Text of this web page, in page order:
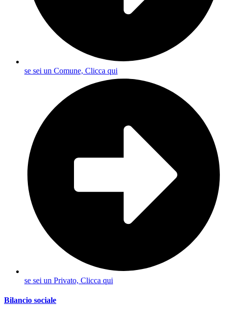
se sei un Comune, Clicca qui
se sei un Privato, Clicca qui
Bilancio sociale